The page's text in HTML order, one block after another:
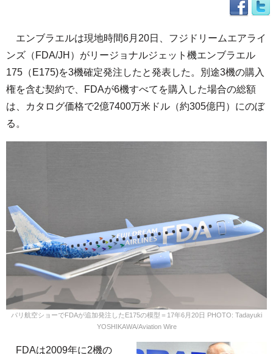
エンブラエルは現地時間6月20日、フジドリームエアライ
ンズ（FDA/JH）がリージョナルジェット機エンブラエル
175（E175)を3機確定発注したと発表した。別途3機の購入
権を含む契約で、FDAが6機すべてを購入した場合の総額
は、カタログ価格で2億7400万米ドル（約305億円）にのぼ
る。
パリ航空ショーでFDAが追加発注したE175の模型＝17年6月20日 PHOTO: Tadayuki
YOSHIKAWA/Aviation Wire
FDAは2009年に2機の